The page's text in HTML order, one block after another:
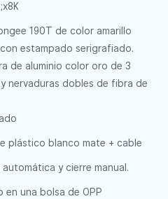
190T de color amarillo
estampado serigrafiado.
de aluminio color oro de 3
nervaduras dobles de fibra de
plástico blanco mate + cable
y cierre manual.
en una bolsa de OPP